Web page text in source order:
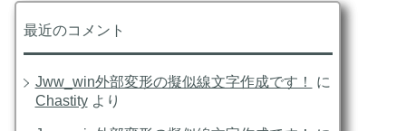
最近のコメント
Jww_win外部変形の擬似線文字作成です！
に
Chastityより